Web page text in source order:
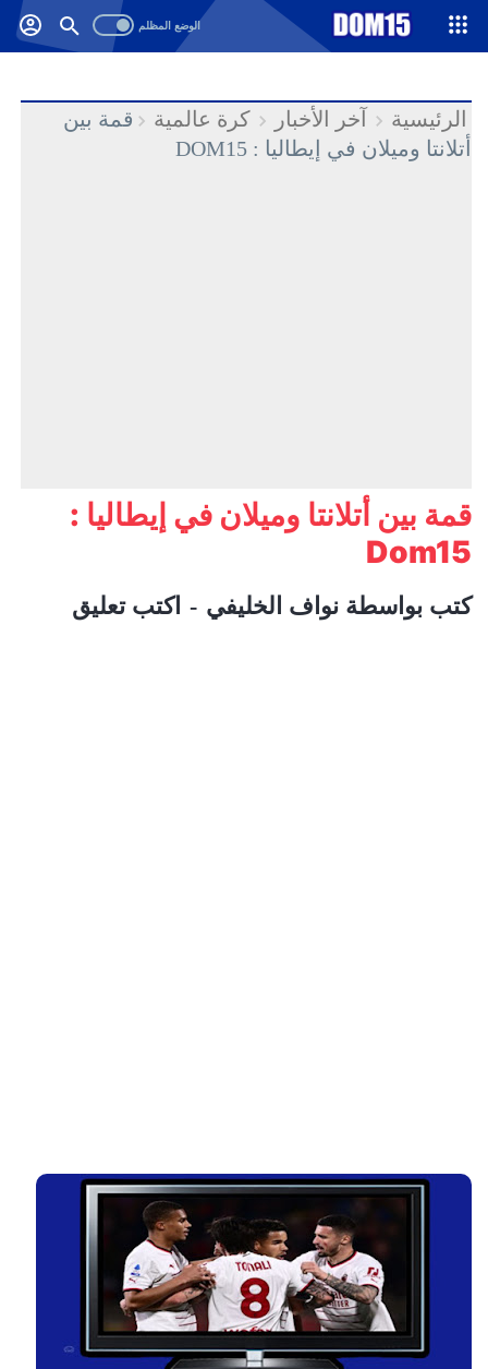
-->
الرئيسية آخر الأخبار كرة عالمية
قمة بين
أتلانتا وميلان في إيطاليا : DOM15
قمة بين أتلانتا وميلان في إيطاليا :
Dom15
كتب بواسطة نواف الخليفي اكتب تعليق